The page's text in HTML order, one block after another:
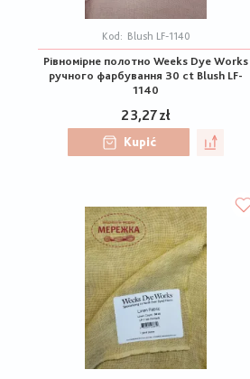
Kod: Blush LF-1140
Рівномірне полотно Weeks Dye Works
ручного фарбування 30 ct Blush LF-
1140
23,27 zł
Kupić